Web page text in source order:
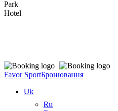
Favor SportБронювання
Uk
Ru